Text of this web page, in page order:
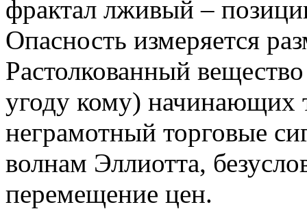
фрактал лживый –
Опасность измеряется
Растолкованный
угоду кому) начинающих
неграмотный торговые
волнам Эллиотта,
перемещение цен.